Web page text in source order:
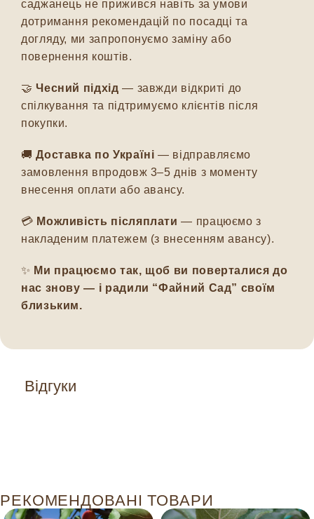
Відгуки
саджанець не прижився навіть за умови
дотримання рекомендацій по посадці та
догляду, ми запропонуємо заміну або
повернення коштів.
🤝Чесний підхід — завжди відкриті до
спілкування та підтримуємо клієнтів після
покупки.
🚚Доставка по Україні — відправляємо
замовлення впродовж 3–5 днів з моменту
внесення оплати або авансу.
💳 Можливість післяплати — працюємо з
накладеним платежем (з внесенням авансу).
✨ Ми працюємо так, щоб ви поверталися до
нас знову — і радили “Файний Сад” своїм
близьким.
РЕКОМЕНДОВАНІ ТОВАРИ